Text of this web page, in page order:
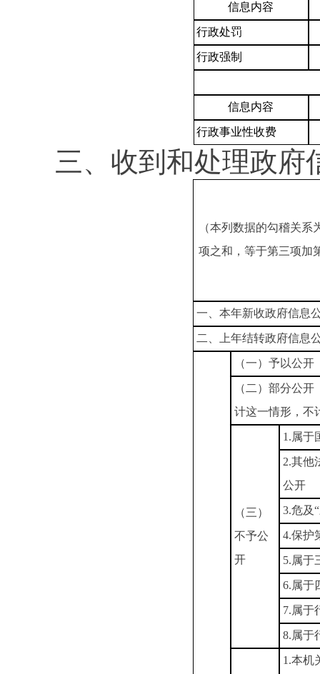
信息内容
行政处罚
行政强制
信息内容
行政事业性收费
三、收到和处理政府
（本列数据的勾稽关系
项之和，等于第三项加
一、本年新收政府信息
二、上年结转政府信息
（一）予以公开
（二）部分公
计这一情形，不
（三）
不予公
开
1.属于
2.其他
公开
3.危及
4.保护
5.属于
6.属于
7.属于
8.属于
1.本机